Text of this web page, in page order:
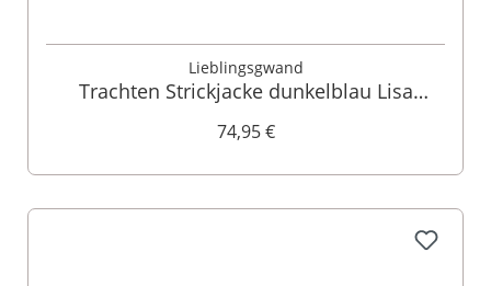
Lieblingsgwand
Trachten Strickjacke dunkelblau Lisa
74,95 €